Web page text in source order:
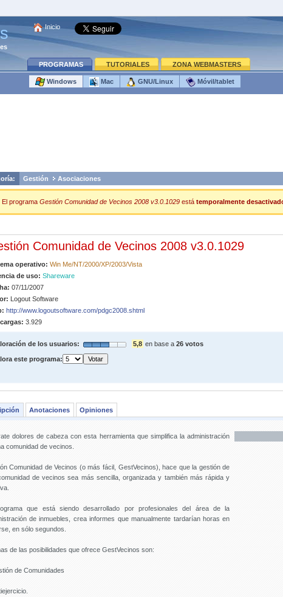
Inicio
PROGRAMAS TUTORIALES ZONA WEBMASTERS
Windows Mac GNU/Linux Móvil/tablet
Gestión Asociaciones
El programa Gestión Comunidad de Vecinos 2008 v3.0.1029está temporalmente
Comunidad de Vecinos 2008 v3.0.1029
operativo: Win Me/NT/2000/XP/2003/Vista
de uso: Shareware
07/11/2007
Logout Software
http://www.logoutsoftware.com/pdgc2008.shtml
3.929
de los usuarios: 5,8 en base a 26 votos
este programa:
Anotaciones Opiniones
dolores de cabeza con esta herramienta que simplifica la administración
comunidad de vecinos.
Comunidad de Vecinos (o más fácil, GestVecinos), hace que la gestión de
de vecinos sea más sencilla, organizada y también más rápida y
que está siendo desarrollado por profesionales del área de la
de inmuebles, crea informes que manualmente tardarían horas en
en sólo segundos.
de las posibilidades que ofrece GestVecinos son:
de Comunidades